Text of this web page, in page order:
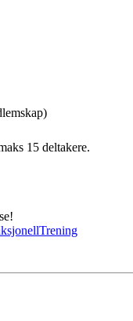
15 deltakere.